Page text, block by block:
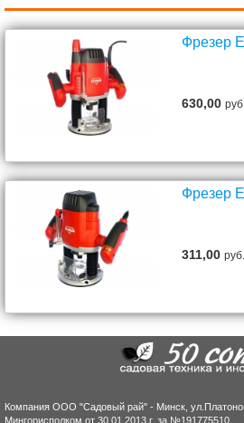
Фрезер
630,00
Фрезер
311,00руб.
Компания ООО "Садовый рай" - Минск,
Мингорисполком от 30.01.2013 г. за №191775510.